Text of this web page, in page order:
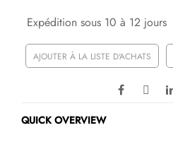
Expédition sous 10 à 12 jours
AJOUTER À LA LISTE D'ACHATS
QUICK OVERVIEW